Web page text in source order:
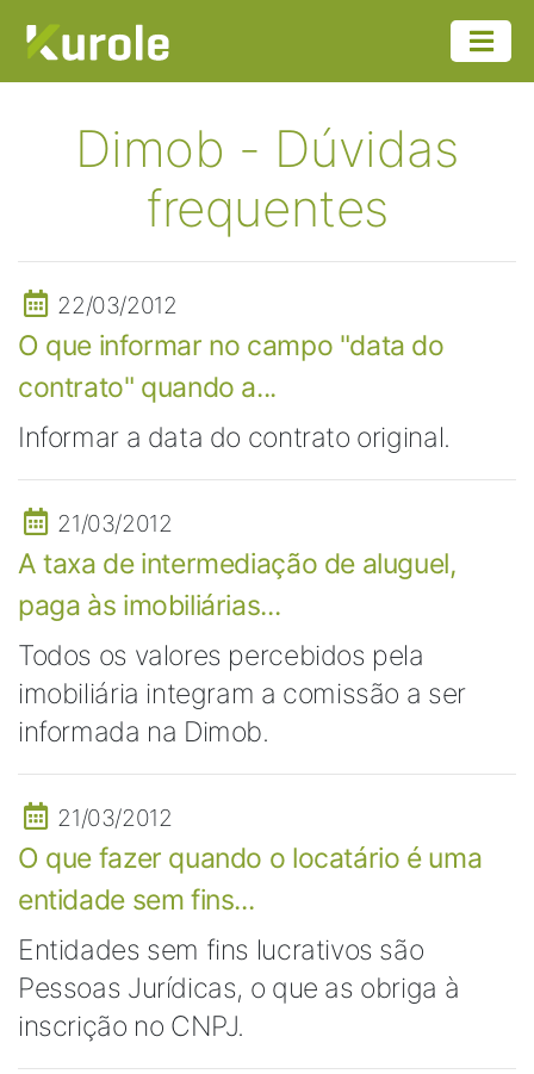
Dimob - Dúvidas
frequentes
22/03/2012
O que informar no campo "data do
contrato" quando a...
Informar a data do contrato original.
21/03/2012
A taxa de intermediação de aluguel,
paga às imobiliárias...
Todos os valores percebidos pela
imobiliária integram a comissão a ser
informada na Dimob.
21/03/2012
O que fazer quando o locatário é uma
entidade sem fins...
Entidades sem fins lucrativos são
Pessoas Jurídicas, o que as obriga à
inscrição no CNPJ.